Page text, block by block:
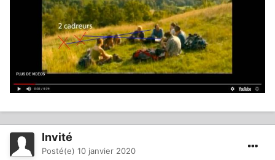
Invité
Posté(e) 10 janvier 2020